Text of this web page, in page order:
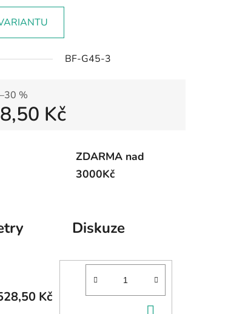
BF-G45-3
–30 %
Kč
ZDARMA nad
3000Kč
Diskuze
Kč